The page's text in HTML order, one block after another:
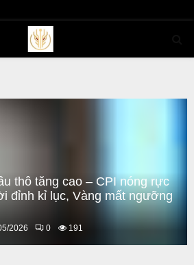
thô tăng cao – CPI nóng rực
đỉnh kỉ lục, Vàng mất ngưỡng
2026 0 191